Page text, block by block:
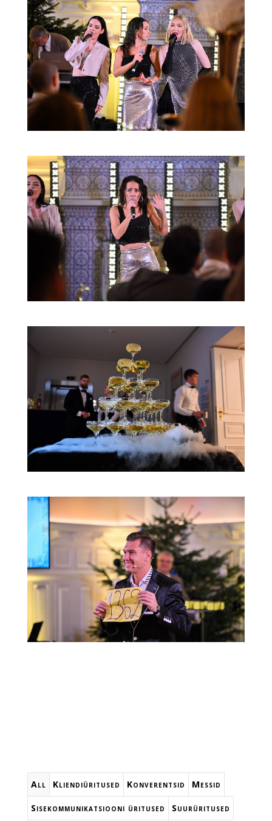
All Kliendiüritused Konverentsid Messid
Sisekommunikatsiooni üritused Suurüritused